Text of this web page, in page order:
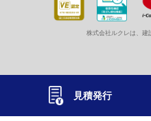
見積発行
株式会社ルクレは、建